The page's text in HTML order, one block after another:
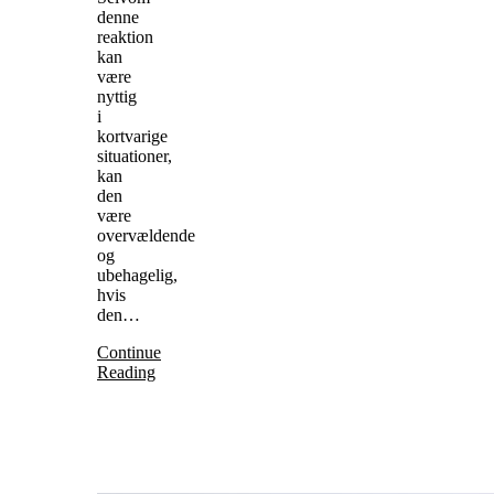
denne
reaktion
kan
være
nyttig
i
kortvarige
situationer,
kan
den
være
overvældende
og
ubehagelig,
hvis
den…
Continue
Reading